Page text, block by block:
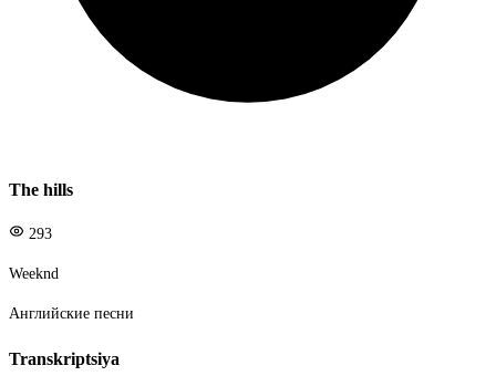
The hills
293
Weeknd
Английские песни
Transkriptsiya